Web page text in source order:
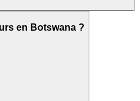
en Botswana ?